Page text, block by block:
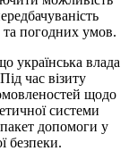
та погодних умов.
влада
час візиту
щодо
системи
допомоги у
безпеки.